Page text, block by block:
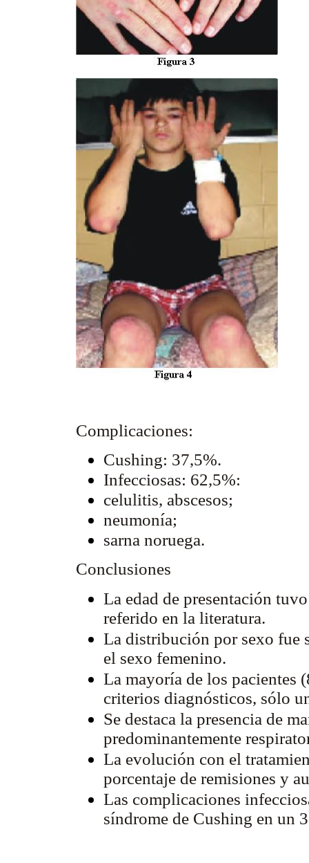
Complicaciones:
Cushing: 37,5%.
Infecciosas: 62,5%:
celulitis, abscesos;
neumonía;
sarna noruega.
Conclusiones
La edad de presentación
referido en la literatura.
La distribución por sexo fue
el sexo femenino.
La mayoría de los pacientes
criterios diagnósticos, sólo
Se destaca la presencia de
predominantemente
La evolución con el
porcentaje de remisiones y
Las complicaciones
síndrome de Cushing en un